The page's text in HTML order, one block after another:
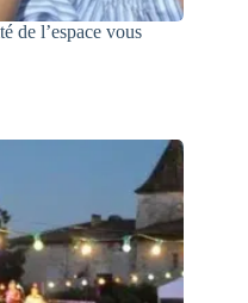
de l’espace vous